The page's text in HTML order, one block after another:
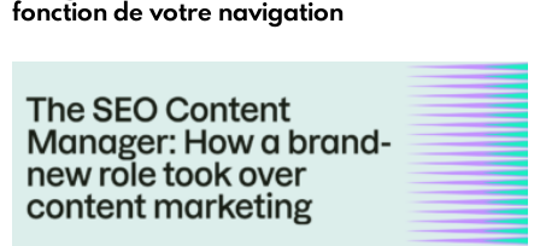
fonction de votre navigation